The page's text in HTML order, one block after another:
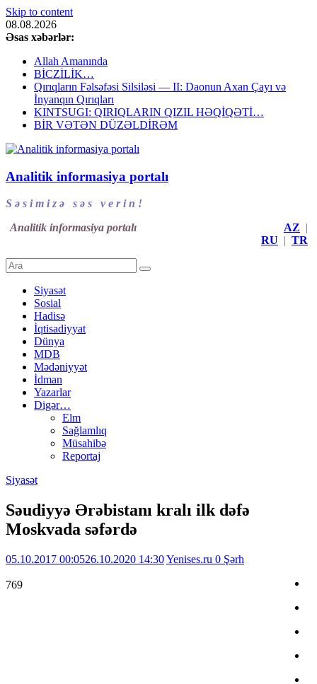
Skip to content
08.08.2026
Əsas xəbərlər:
Allah Amanında
BİCZİLİK…
Qırıqların Fəlsəfəsi Silsiləsi — II: Daonun Axan Çayı və
İnyanqın Qırıqları
KINTSUGI: QIRIQLARIN QIZIL HƏQİQƏTİ…
BİR VƏTƏN DÜZƏLDİRƏM
Analitik informasiya portalı
S ə s i m i z ə s ə s v e r i n !
Analitik informasiya portalı
AZ |
RU | TR
Siyasət
Sosial
Hadisə
İqtisadiyyat
Dünya
MDB
Mədəniyyət
İdman
Yazarlar
Digər…
Elm
Sağlamlıq
Müsahibə
Reportaj
Siyasət
Səudiyyə Ərəbistanı kralı ilk dəfə
Moskvada səfərdə
05.10.2017 00:0526.10.2020 14:30Yenises.ru 0 Şərh
769